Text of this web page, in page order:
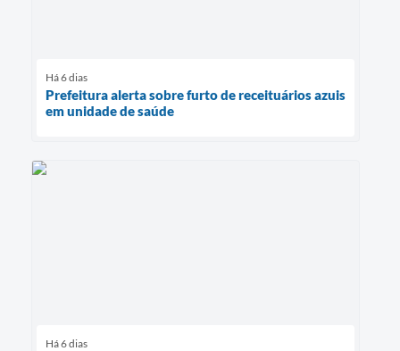
Há 6 dias
Prefeitura alerta sobre furto de receituários azuis
em unidade de saúde
Há 6 dias